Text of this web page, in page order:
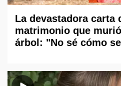
La devastadora carta
matrimonio que
árbol: "No sé cómo